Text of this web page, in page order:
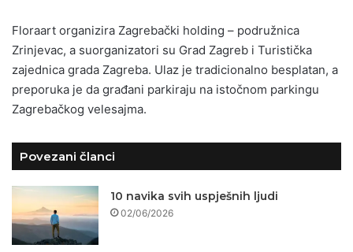
Floraart organizira Zagrebački holding – podružnica
Zrinjevac, a suorganizatori su Grad Zagreb i Turistička
zajednica grada Zagreba. Ulaz je tradicionalno besplatan, a
preporuka je da građani parkiraju na istočnom parkingu
Zagrebačkog velesajma.
Povezani članci
10 navika svih uspješnih ljudi
02/06/2026